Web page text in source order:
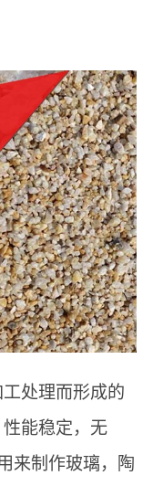
处理而形成的
能稳定，无
来制作玻璃，陶